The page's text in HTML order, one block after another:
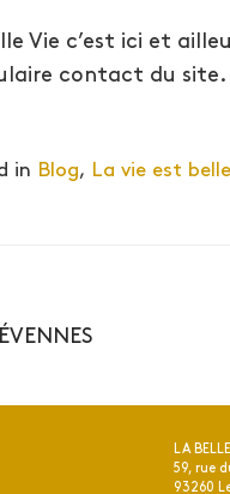
Vie c’est ici et
contact du site.
in Blog, La vie est belle
LA
59, rue
93260